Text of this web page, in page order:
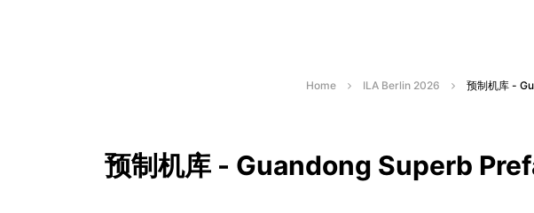
Home ILA Berlin 2026 预制机库 -
预制机库 - Guandong Superb